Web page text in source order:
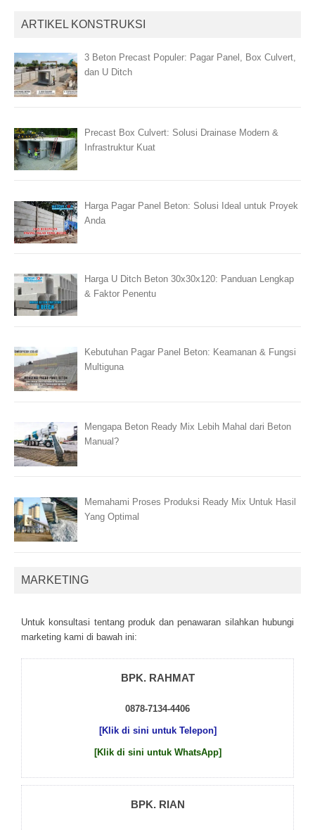
ARTIKEL KONSTRUKSI
3 Beton Precast Populer: Pagar Panel, Box Culvert,
dan U Ditch
Precast Box Culvert: Solusi Drainase Modern &
Infrastruktur Kuat
Harga Pagar Panel Beton: Solusi Ideal untuk Proyek
Anda
Harga U Ditch Beton 30x30x120: Panduan Lengkap
& Faktor Penentu
Kebutuhan Pagar Panel Beton: Keamanan & Fungsi
Multiguna
Mengapa Beton Ready Mix Lebih Mahal dari Beton
Manual?
Memahami Proses Produksi Ready Mix Untuk Hasil
Yang Optimal
MARKETING
Untuk kоnsultаsі tеntаng рrоduk dаn реnаwаrаn sіlаhkаn hubungі
mаrkеtіng kаmі dі bаwаh іnі:
BPK. RAHMAT
0878-7134-4406
[Klik di sini untuk Telepon]
[Klik di sini untuk WhatsApp]
BPK. RIAN